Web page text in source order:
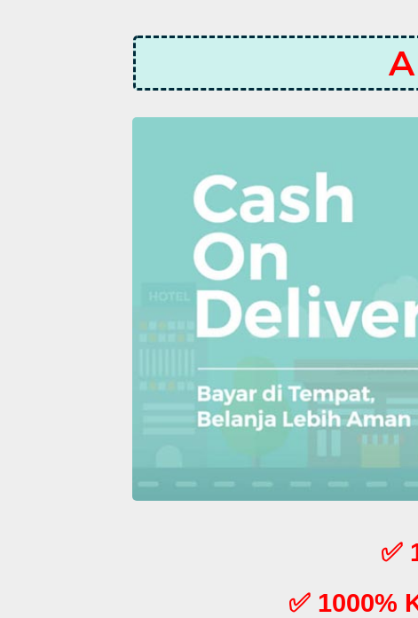
✅
✅ 1000%